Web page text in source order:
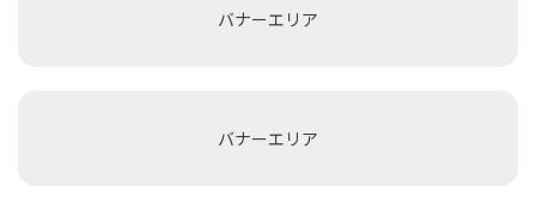
バナーエリア
バナーエリア